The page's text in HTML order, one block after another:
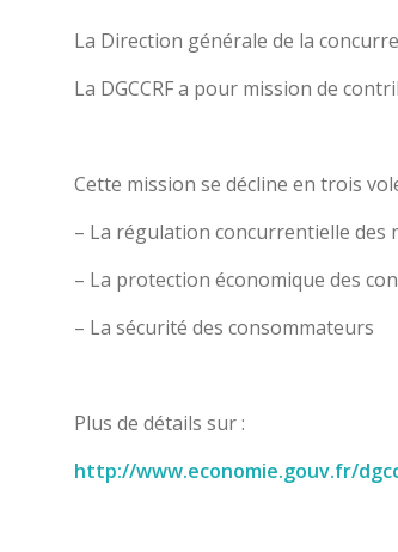
La Direction générale de la
La DGCCRF a pour mission de
Cette mission se décline en trois
– La régulation concurrentielle des
– La protection économique des
– La sécurité des consommateurs
Plus de détails sur :
http://www.economie.gouv.fr/